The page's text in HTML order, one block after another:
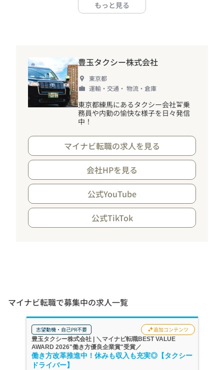
もっと見る
豊玉タクシー株式会社
東京都
運輸・交通・ 物流・倉庫
東京都練馬にあるタクシー会社🚖乗
務員や内勤の愉快な様子を日々発信
中 ！
マイナビ転職の求人を見る
会社HPを見る
公式YouTube
公式TikTok
マイナビ転職で募集中の求人一覧
志望動機・自己PR不要 追加コンテンツ
豊玉タクシー株式会社 | ＼マイナビ転職BEST VALUE
AWARD 2026"働き方優良企業賞"受賞／
働き方改革推進中！休みも収入も充実◎【タクシー
ドライバー】